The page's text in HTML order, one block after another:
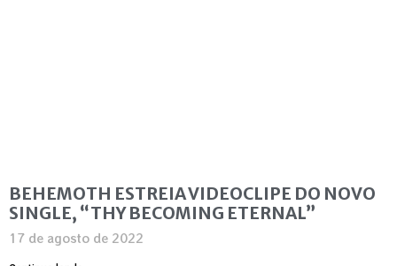
BEHEMOTH ESTREIA VIDEOCLIPE DO NOVO
SINGLE, “THY BECOMING ETERNAL”
17 de agosto de 2022